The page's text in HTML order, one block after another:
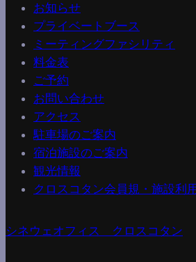
お知らせ
プライベートブース
ミーティングファシリティ
料金表
ご予約
お問い合わせ
アクセス
駐車場のご案内
宿泊施設のご案内
観光情報
クロスコタン会員規・施設利
シネウェオフィス クロスコタン